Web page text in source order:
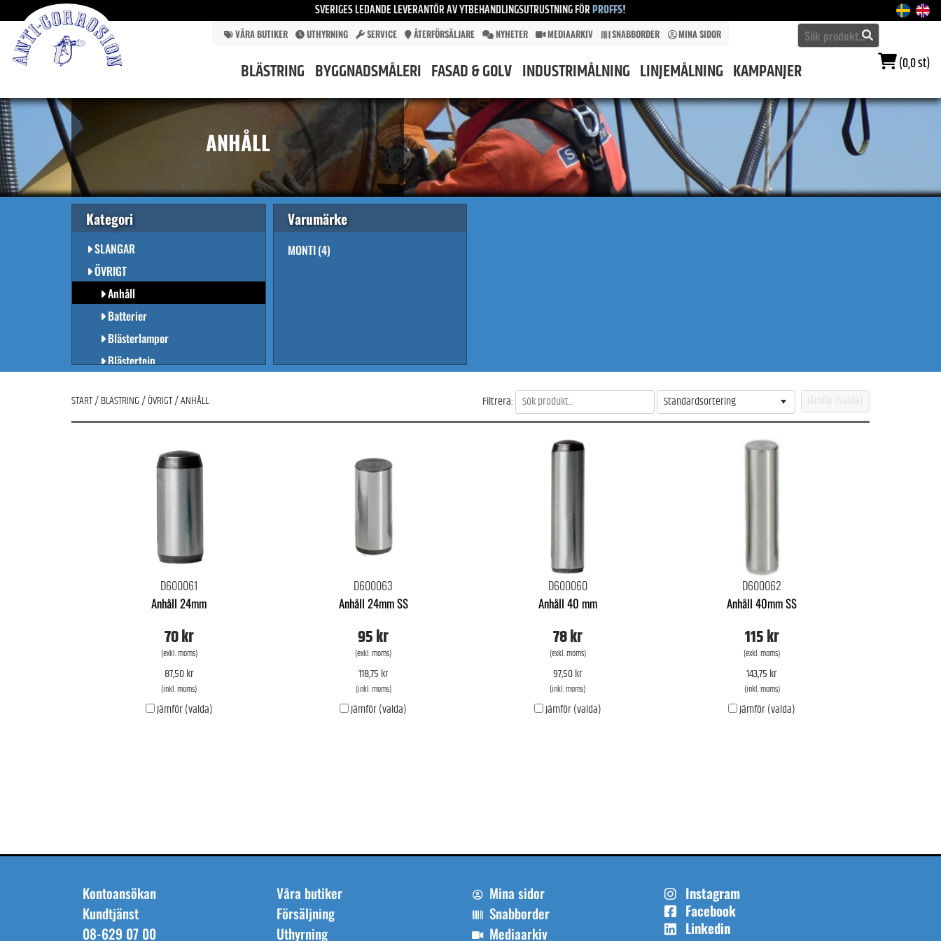
SVERIGES LEDANDE LEVERANTÖR AV YTBEHANDLINGSUTRUSTNING FÖRPROFFS!
VÅRA BUTIKER UTHYRNING SERVICE ÅTERFÖRSÄLJARE NYHETER MEDIAARKIV SNABBORDER MINA SIDOR
(0,0 st)
BLÄSTRING BYGGNADSMÅLERI FASAD & GOLV INDUSTRIMÅLNING LINJEMÅLNING KAMPANJER
ANHÅLL
Kategori
BLÄSTRING
UTRUSTNINGAR
BLÄSTERMEDEL
HANDTAG & PISTOLER
KOPPLINGAR & KLÄMMOR
PACKNINGAR
SKYDDSUTRUSTNING
SLANGAR
ÖVRIGT
Anhåll
Batterier
Blästerlampor
Blästertejp
Likare
Lock
Tryckmätare
RESERVDELAR UTIFRÅN PRODUKT
BYGGNADSMÅLERI
INDUSTRIMÅLNING
Varumärke
MONTI(4)
START/BLÄSTRING/ÖVRIGT/ANHÅLL Filtrera: Standardsortering
D600061
Anhåll 24mm
70 kr
(exkl. moms)
87,50 kr
(inkl. moms)
Jämför (valda)
D600063
Anhåll 24mm SS
95 kr
(exkl. moms)
118,75 kr
(inkl. moms)
Jämför (valda)
D600060
Anhåll 40 mm
78 kr
(exkl. moms)
97,50 kr
(inkl. moms)
Jämför (valda)
D600062
Anhåll 40mm SS
115 kr
(exkl. moms)
143,75 kr
(inkl. moms)
Jämför (valda)
Kontoansökan
Kundtjänst
08-629 07 00
Våra butiker
Försäljning
Uthyrning
Mina sidor
Snabborder
Mediaarkiv
Instagram
Facebook
Linkedin